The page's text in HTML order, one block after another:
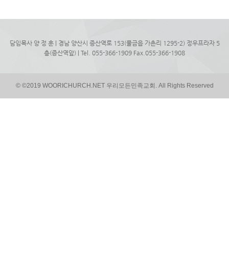
담임목사 양 정 훈 | 경남 양산시 증산역로 153(물금읍 가촌리 1295-2) 정우프라자 5
층(증산역앞) | Tel. 055-366-1909 Fax.055-366-1908
© ©2019 WOORICHURCH.NET 우리모든민족교회. All Rights Reserved